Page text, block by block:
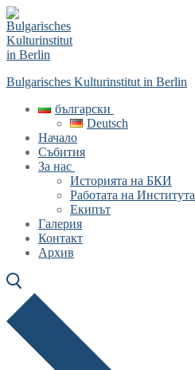
Skip
to
content
Menu
Close
Bulgarisches Kulturinstitut in Berlin
български
Deutsch
Начало
Събития
За нас
Историята на БКИ
Работата на Института
Екипът
Галерия
Контакт
Архив